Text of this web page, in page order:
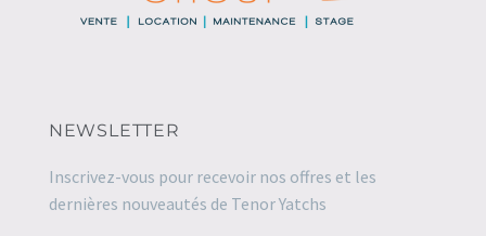
NEWSLETTER
Inscrivez-vous pour recevoir nos offres et les
dernières nouveautés de Tenor Yatchs